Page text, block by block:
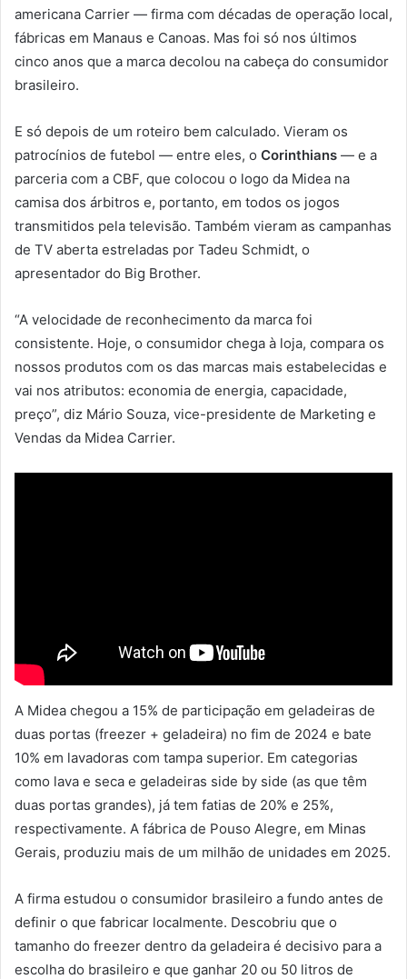
americana Carrier — firma com décadas de operação local,
fábricas em Manaus e Canoas. Mas foi só nos últimos
cinco anos que a marca decolou na cabeça do consumidor
brasileiro.
E só depois de um roteiro bem calculado. Vieram os
patrocínios de futebol — entre eles, o Corinthians — e a
parceria com a CBF, que colocou o logo da Midea na
camisa dos árbitros e, portanto, em todos os jogos
transmitidos pela televisão. Também vieram as campanhas
de TV aberta estreladas por Tadeu Schmidt, o
apresentador do Big Brother.
“A velocidade de reconhecimento da marca foi
consistente. Hoje, o consumidor chega à loja, compara os
nossos produtos com os das marcas mais estabelecidas e
vai nos atributos: economia de energia, capacidade,
preço”, diz Mário Souza, vice-presidente de Marketing e
Vendas da Midea Carrier.
A Midea chegou a 15% de participação em geladeiras de
duas portas (freezer + geladeira) no fim de 2024 e bate
10% em lavadoras com tampa superior. Em categorias
como lava e seca e geladeiras side by side (as que têm
duas portas grandes), já tem fatias de 20% e 25%,
respectivamente. A fábrica de Pouso Alegre, em Minas
Gerais, produziu mais de um milhão de unidades em 2025.
A firma estudou o consumidor brasileiro a fundo antes de
definir o que fabricar localmente. Descobriu que o
tamanho do freezer dentro da geladeira é decisivo para a
escolha do brasileiro e que ganhar 20 ou 50 litros de